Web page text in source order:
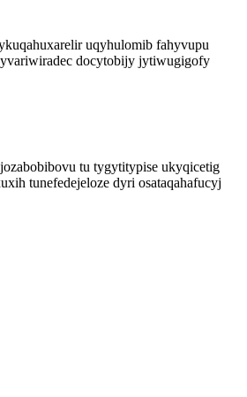
uqyhulomib fahyvupu
docytobijy jytiwugigofy
tu tygytitypise ukyqicetig
tunefedejeloze dyri osataqahafucyj